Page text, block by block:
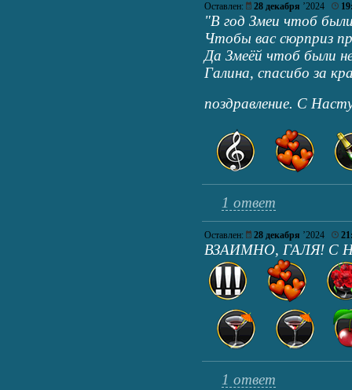
Оставлен: 28 декабря ’2024
"В год Змеи чтоб
Чтобы вас сюрприз
Да Змеёй чтоб были
Галина, спасибо за
поздравление. С
1 ответ
Оставлен: 28 декабря ’2024
ВЗАИМНО, ГАЛЯ!
1 ответ